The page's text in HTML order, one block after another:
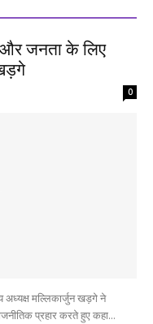
और जनता के लिए
0
मल्लिकार्जुन खड़गे ने
प्रहार करते हुए कहा...